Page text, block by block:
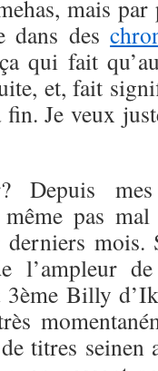
mais
dans des
qui fait
et, fait
Je veux
Depuis
pas
derniers
l’ampleur
Billy
titres seinen